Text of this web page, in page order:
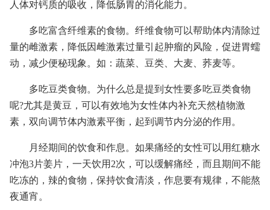
人体对钙质的吸收，降低肠胃的消化能力。
多吃富含纤维素的食物。纤维食物可以帮助体内清除过
量的雌激素，降低因雌激素过量引起肿瘤的风险，促进胃蠕
动，减少便秘现象。如：蔬菜、豆类、大麦、荞麦等。
多吃豆类食物。为什么总是提到女性要多吃豆类食物
呢?尤其是黄豆，可以有效地为女性体内补充天然植物激
素，双向调节体内激素平衡，起到调节内分泌的作用。
月经期间的饮食和作息。如果痛经的女性可以用红糖水
冲泡3片姜片，一天饮用2次，可以缓解痛经，而且期间不能
吃冻的，辣的食物，保持饮食清淡，作息要有规律，不能熬
夜通宵。